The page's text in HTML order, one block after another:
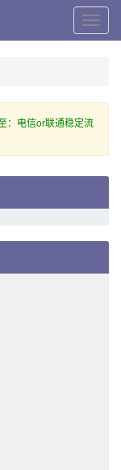
腐
漫
：电信or联通稳定流